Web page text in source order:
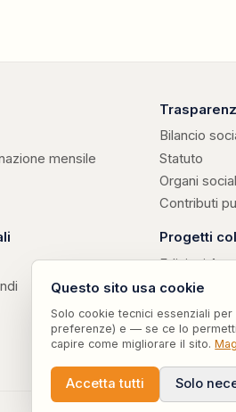
mensile
Bilancio
Statuto
Organi
Contributi
Progetti
Edizioni
Parole
·
Risorse e
Questo sito usa cookie
Solo cookie tecnici essenziali
preferenze) e — se ce lo
capire come migliorare il sito.
Accetta tutti Solo